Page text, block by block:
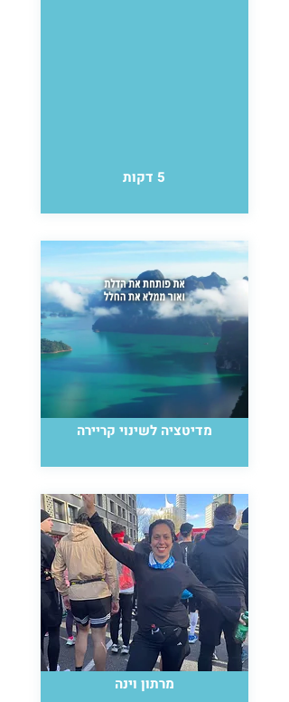
5 דקות
מדיטציה לשינוי קריירה
מרתון וינה